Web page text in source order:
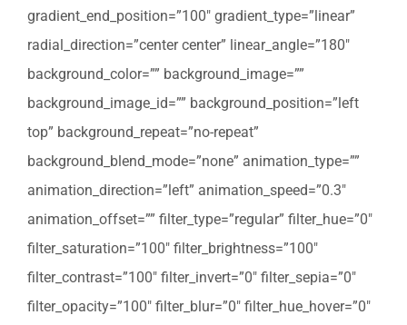
gradient_end_position=”100″ gradient_type=”linear”
radial_direction=”center center” linear_angle=”180″
background_color=”” background_image=””
background_image_id=”” background_position=”left
top” background_repeat=”no-repeat”
background_blend_mode=”none” animation_type=””
animation_direction=”left” animation_speed=”0.3″
animation_offset=”” filter_type=”regular” filter_hue=”0″
filter_saturation=”100″ filter_brightness=”100″
filter_contrast=”100″ filter_invert=”0″ filter_sepia=”0″
filter_opacity=”100″ filter_blur=”0″ filter_hue_hover=”0″